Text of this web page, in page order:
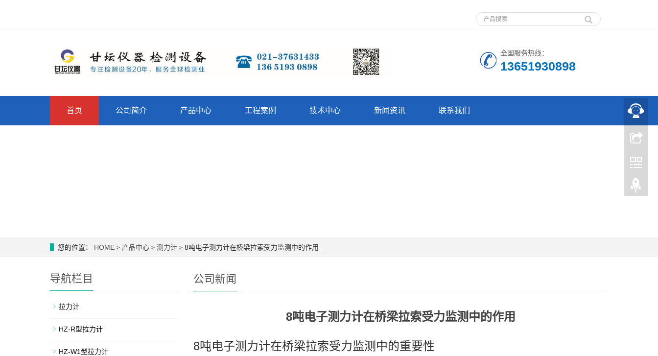
全国服务热线：
13651930898
首页 公司简介 产品中心 工程案例 技术中心 新闻资讯 联系我们
您的位置： HOME > 产品中心 > 测力计 > 8吨电子测力计在桥梁拉索受力监测中的作用
公司新闻
8吨电子测力计在桥梁拉索受力监测中的作用
8吨电子测力计在桥梁拉索受力监测中的重要性
导航栏目
拉力计
HZ-R型拉力计
HZ-W1型拉力计